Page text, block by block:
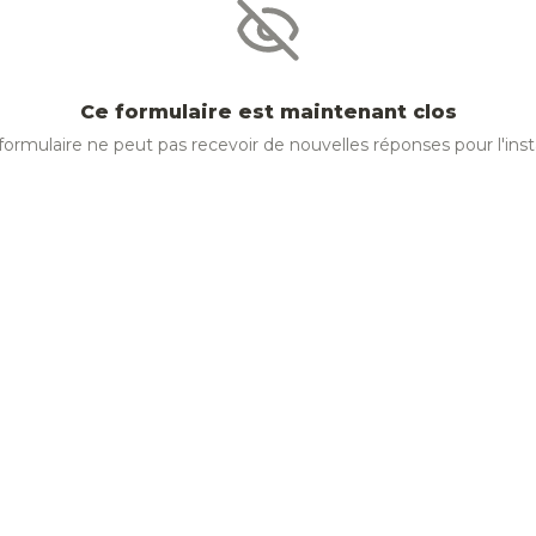
Ce formulaire est maintenant clos
ne peut pas recevoir de nouvelles réponses pour